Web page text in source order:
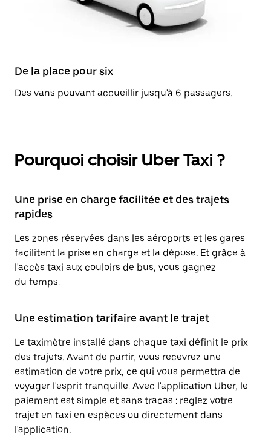
De la place pour six
Des vans pouvant accueillir jusqu'à 6 passagers.
Pourquoi choisir Uber Taxi ?
Une prise en charge facilitée et des trajets
rapides
Les zones réservées dans les aéroports et les gares
facilitent la prise en charge et la dépose. Et grâce à
l'accès taxi aux couloirs de bus, vous gagnez
du temps.
Une estimation tarifaire avant le trajet
Le taximètre installé dans chaque taxi définit le prix
des trajets. Avant de partir, vous recevrez une
estimation de votre prix, ce qui vous permettra de
voyager l'esprit tranquille. Avec l'application Uber, le
paiement est simple et sans tracas : réglez votre
trajet en taxi en espèces ou directement dans
l'application.